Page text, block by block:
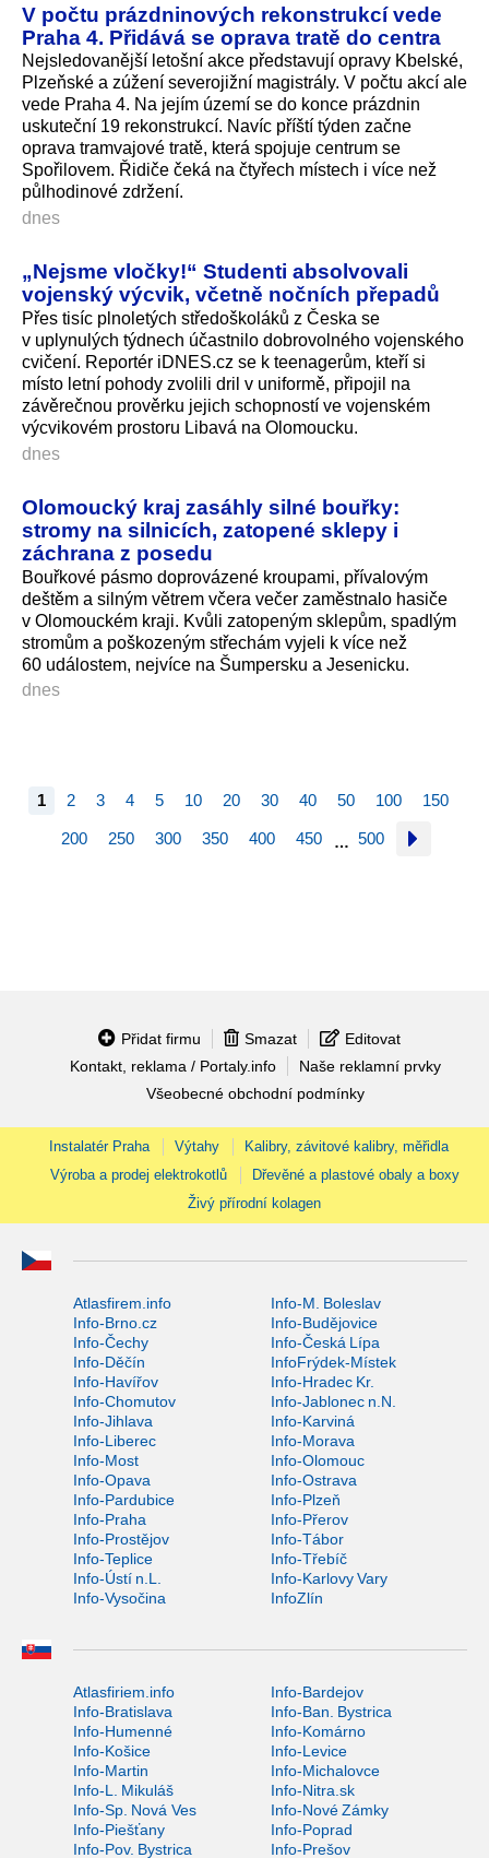
V počtu prázdninových rekonstrukcí vede
Praha 4. Přidává se oprava tratě do centra
Nejsledovanější letošní akce představují opravy Kbelské,
Plzeňské a zúžení severojižní magistrály. V počtu akcí ale
vede Praha 4. Na jejím území se do konce prázdnin
uskuteční 19 rekonstrukcí. Navíc příští týden začne
oprava tramvajové tratě, která spojuje centrum se
Spořilovem. Řidiče čeká na čtyřech místech i více než
půlhodinové zdržení.
dnes
„Nejsme vločky!“ Studenti absolvovali
vojenský výcvik, včetně nočních přepadů
Přes tisíc plnoletých středoškoláků z Česka se
v uplynulých týdnech účastnilo dobrovolného vojenského
cvičení. Reportér iDNES.cz se k teenagerům, kteří si
místo letní pohody zvolili dril v uniformě, připojil na
závěrečnou prověrku jejich schopností ve vojenském
výcvikovém prostoru Libavá na Olomoucku.
dnes
Olomoucký kraj zasáhly silné bouřky:
stromy na silnicích, zatopené sklepy i
záchrana z posedu
Bouřkové pásmo doprovázené kroupami, přívalovým
deštěm a silným větrem včera večer zaměstnalo hasiče
v Olomouckém kraji. Kvůli zatopeným sklepům, spadlým
stromům a poškozeným střechám vyjeli k více než
60 událostem, nejvíce na Šumpersku a Jesenicku.
dnes
1 2 3 4 5 10 20 30 40 50 100 150
200 250 300 350 400 450 … 500
Přidat firmu Smazat
Editovat
Kontakt, reklama / Portaly.info
Naše reklamní prvky
Všeobecné obchodní podmínky
Instalatér Praha Výtahy
Kalibry, závitové kalibry, měřidla
Výroba a prodej elektrokotlů
Dřevěné a plastové obaly a boxy
Živý přírodní kolagen
Atlasfirem.info
Info-M. Boleslav
Info-Brno.cz
Info-Budějovice
Info-Čechy
Info-Česká Lípa
Info-Děčín
InfoFrýdek-Místek
Info-Havířov
Info-Hradec Kr.
Info-Chomutov
Info-Jablonec n.N.
Info-Jihlava
Info-Karviná
Info-Liberec
Info-Morava
Info-Most
Info-Olomouc
Info-Opava
Info-Ostrava
Info-Pardubice
Info-Plzeň
Info-Praha
Info-Přerov
Info-Prostějov
Info-Tábor
Info-Teplice
Info-Třebíč
Info-Ústí n.L.
Info-Karlovy Vary
Info-Vysočina
InfoZlín
Atlasfiriem.info
Info-Bardejov
Info-Bratislava
Info-Ban. Bystrica
Info-Humenné
Info-Komárno
Info-Košice
Info-Levice
Info-Martin
Info-Michalovce
Info-L. Mikuláš
Info-Nitra.sk
Info-Sp. Nová Ves
Info-Nové Zámky
Info-Piešťany
Info-Poprad
Info-Pov. Bystrica
Info-Prešov